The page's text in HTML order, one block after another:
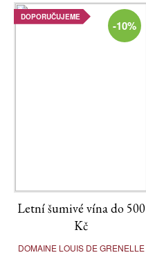
DOPORUČUJEME
-10%
Letní šumivé vína do 500
Kč
DOMAINE LOUIS DE GRENELLE